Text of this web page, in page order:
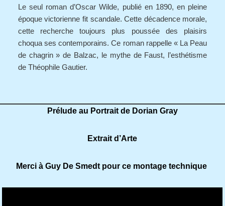
Le seul roman d’Oscar Wilde, publié en 1890, en pleine
époque victorienne fit scandale. Cette décadence morale,
cette recherche toujours plus poussée des plaisirs
choqua ses contemporains. Ce roman rappelle « La Peau
de chagrin » de Balzac, le mythe de Faust, l’esthétisme
de Théophile Gautier.
Prélude au Portrait de Dorian Gray
Extrait d’Arte
Merci à Guy De Smedt pour ce montage technique